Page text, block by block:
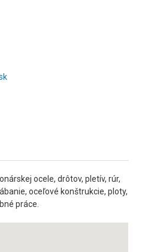
ocele, drôtov, pletív, rúr,
oceľové konštrukcie, ploty,
práce.